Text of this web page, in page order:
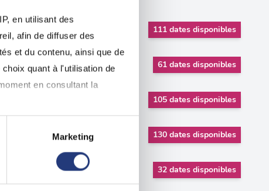
en utilisant des
afin de diffuser des
et du contenu, ainsi que de
quant à l'utilisation de
en consultant la
plusieurs mètres près
(empreintes
Marketing
111 dates disponibles
61 dates disponibles
105 dates disponibles
130 dates disponibles
32 dates disponibles